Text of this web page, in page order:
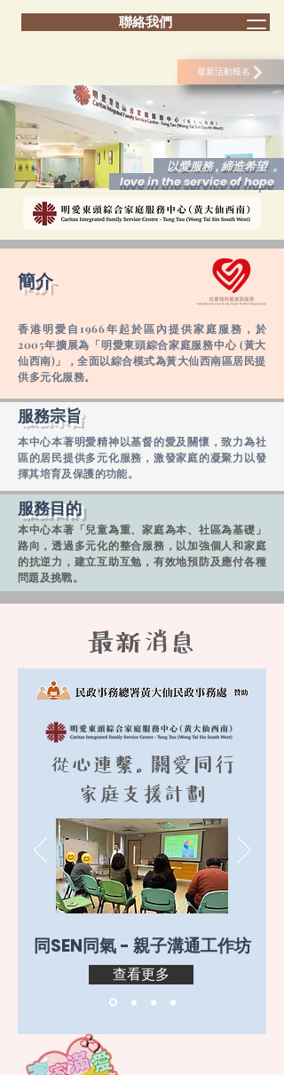
聯絡我們
最新活動報名
以愛服務 , 締造希望 。
love in the service of hope
​簡介
香港明愛自1966年起於區內提供家庭服務，於
2005年擴展為「明愛東頭綜合家庭服務中心 (黃大
仙西南)」，全面以綜合模式為黃大仙西南區居民提
供多元化服務。
服務宗旨
本中心本著明愛精神以基督的愛及關懷，致力為社
區的居民提供多元化服務，激發家庭的凝聚力以發
揮其培育及保護的功能。
服務目的
本中心本著「兒童為重、家庭為本、社區為基礎」
路向，透過多元化的整合服務，以加強個人和家庭
的抗逆力，建立互助互勉，有效地預防及應付各種
問題及挑戰。
​最新消息
從心連繫。關愛同行
家庭支援計劃
同SEN同氣 - 親子溝通工作坊
查看更多